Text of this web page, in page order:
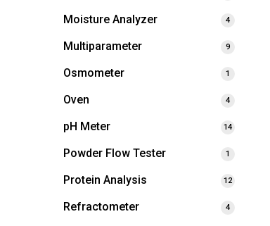
Moisture Analyzer 4
Multiparameter 9
Osmometer 1
Oven 4
pH Meter 14
Powder Flow Tester 1
Protein Analysis 12
Refractometer 4